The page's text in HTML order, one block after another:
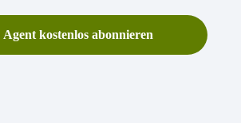
Agent kostenlos abonnieren